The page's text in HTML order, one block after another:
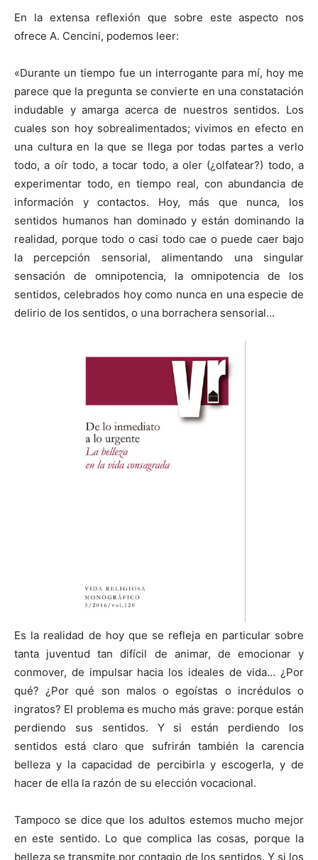
En la extensa reflexión que sobre este aspecto nos
ofrece A. Cencini, podemos leer:
«Durante un tiempo fue un interrogante para mí, hoy me
parece que la pregunta se convierte en una constatación
indudable y amarga acerca de nuestros sentidos. Los
cuales son hoy sobrealimentados; vivimos en efecto en
una cultura en la que se llega por todas partes a verlo
todo, a oír todo, a tocar todo, a oler (¿olfatear?) todo, a
experimentar todo, en tiempo real, con abundancia de
información y contactos. Hoy, más que nunca, los
sentidos humanos han dominado y están dominando la
realidad, porque todo o casi todo cae o puede caer bajo
la percepción sensorial, alimentando una singular
sensación de omnipotencia, la omnipotencia de los
sentidos, celebrados hoy como nunca en una especie de
delirio de los sentidos, o una borrachera sensorial…
Es la realidad de hoy que se refleja en particular sobre
tanta juventud tan difícil de animar, de emocionar y
conmover, de impulsar hacia los ideales de vida… ¿Por
qué? ¿Por qué son malos o egoístas o incrédulos o
ingratos? El problema es mucho más grave: porque están
perdiendo sus sentidos. Y si están perdiendo los
sentidos está claro que sufrirán también la carencia
belleza y la capacidad de percibirla y escogerla, y de
hacer de ella la razón de su elección vocacional.
Tampoco se dice que los adultos estemos mucho mejor
en este sentido. Lo que complica las cosas, porque la
belleza se transmite por contagio de los sentidos. Y si los